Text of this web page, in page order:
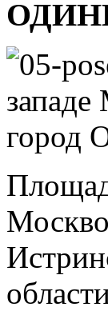
город